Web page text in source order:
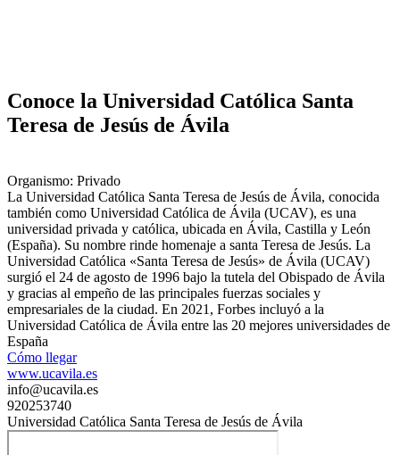
Conoce la Universidad Católica Santa
Teresa de Jesús de Ávila
Organismo: Privado
La Universidad Católica Santa Teresa de Jesús de Ávila, conocida
también como Universidad Católica de Ávila (UCAV), es una
universidad privada y católica, ubicada en Ávila, Castilla y León
(España). Su nombre rinde homenaje a santa Teresa de Jesús. La
Universidad Católica «Santa Teresa de Jesús» de Ávila (UCAV)
surgió el 24 de agosto de 1996 bajo la tutela del Obispado de Ávila
y gracias al empeño de las principales fuerzas sociales y
empresariales de la ciudad. En 2021, Forbes incluyó a la
Universidad Católica de Ávila entre las 20 mejores universidades de
España
Cómo llegar
www.ucavila.es
info@ucavila.es
920253740
Universidad Católica Santa Teresa de Jesús de Ávila